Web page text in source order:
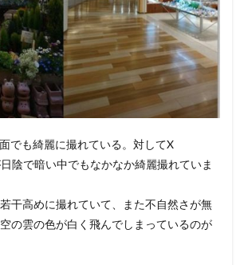
でも綺麗に撮れている。対してX
陰で暗い中でもなかなか綺麗撮れていま
干高めに撮れていて、また不自然さが無
の雲の色が白く飛んでしまっているのが